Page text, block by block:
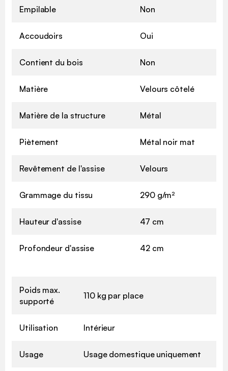
Empilable Non
Accoudoirs Oui
Contient du bois Non
Matière Velours côtelé
Matière de la structure Métal
Piètement Métal noir mat
Revêtement de l'assise Velours
Grammage du tissu 290 g/m²
Hauteur d'assise 47 cm
Profondeur d'assise 42 cm
Poids max.
supporté
110 kg par place
Utilisation Intérieur
Usage Usage domestique uniquement